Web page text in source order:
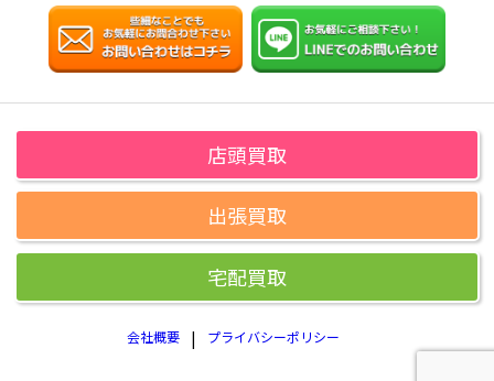
店頭買取
出張買取
宅配買取
会社概要 プライバシーポリシー